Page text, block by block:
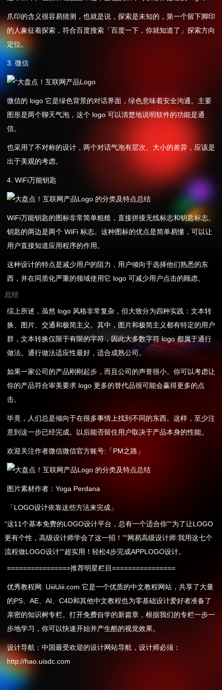
爪印的含义很容易猜测，也就是说，探索是未知的，第一个留下脚印
的人象征着探索，符合百度搜索「百度一下，你就知道了」探索方向
定位。
3. 微信
微信的 logo 它是绿色背景的对话界面，绿色意味着安全沟通。主要
图形是两个聊天气泡，这个 logo 可以清楚地说明软件的功能是通
信。
也采用了不对称的设计，两个对话气泡有层次、大小的差异，应该是
出于美观的考虑。
4. WiFi万能钥匙
WiFi万能钥匙的图标非常简单粗糙，直接拼接无线标志和钥匙标志。
钥匙的两边是两个 WiFi 标志。这种图标的优点是简单易懂，可以让
用户直接知道应用程序的作用。
这种设计的特点是减少用户的阻力，用户倾向于选择他们熟悉的东
西，并在同质化严重的领域使用它 logo 可减少用户点击的顾虑。
总结
综上所述，虽然 logo 风格非常复杂，但大致分为四种实践：文本转
换、图片、交通和极简主义。其中，图片和极简主义都有特定的用户
群，文本转换仅限于有限的字符，因此大多数字符 logo 都属于通行
做法。通行做法适应性最好，适合成熟公司。
如果一家公司的产品刚刚起步，而且公司的声誉很小。你可以考虑让
你的产品符合审美要求 logo 更多的替代品很可能会赢得更多的点
击。
毕竟，人们总是倾向于在很多事情上找到不同的东西。这样，至少注
意到这一步已经完成。以后能否留住用户取决于产品本身的性能。
欢迎关注作者微信微信官方账号:「PM之路」
图片素材作者：Yoga Perdana
「LOGO设计依靠这些方法来完成」
“这11个基本免费的LOGO设计平台，总有一个适合你”“为了让LOGO
更有个性，高级设计师学会了这一招！”“网易高级设计师:我用这七个
流程做LOGO设计”“超实用！轻松4步完成APPLOGO设计。
================推荐明星栏目================
优秀教程网: UiiiUiii.com 它是一个优质的中文教程网站，共享了大量
的PS、AE、AI、C4D和其他中文教程也为零基础设计爱好者准备了
亲密的知识树专栏。打开免费自学的新篇章，根据我们的专栏一步一
步地学习，你可以快速开始并产生酷的视觉效果。
设计导航：中国最受欢迎的设计网站导航，设计师必须：
http://hao.uisdc.com